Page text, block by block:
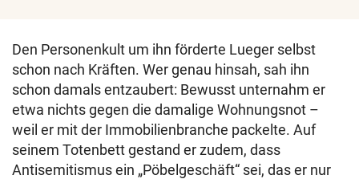
Den Personenkult um ihn förderte Lueger selbst
schon nach Kräften. Wer genau hinsah, sah ihn
schon damals entzaubert: Bewusst unternahm er
etwa nichts gegen die damalige Wohnungsnot –
weil er mit der Immobilienbranche packelte. Auf
seinem Totenbett gestand er zudem, dass
Antisemitismus ein „Pöbelgeschäft“ sei, das er nur